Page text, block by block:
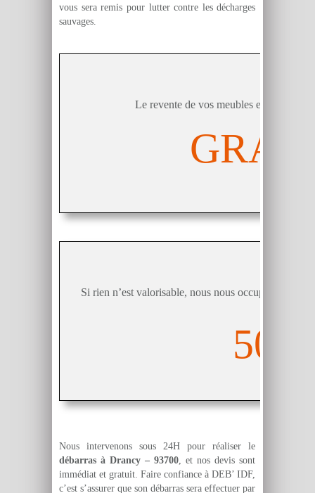
vous sera remis pour lutter contre les décharges
sauvages.
Le revente de vos meubles et objets
Si rien n’est valorisable, nous nous occupons de
Nous intervenons sous 24H pour réaliser le
débarras à Drancy – 93700, et nos devis sont
immédiat et gratuit. Faire confiance à DEB’ IDF,
c’est s’assurer que son débarras sera effectuer par